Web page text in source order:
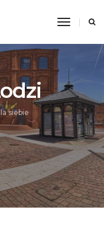
Toggle
siebie